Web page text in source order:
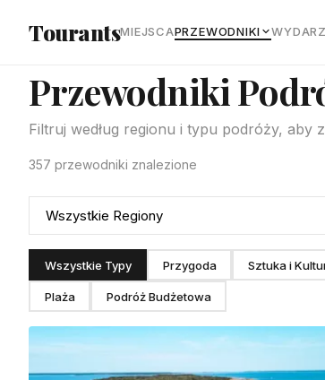
TourantsMIEJSCAPRZEWODNIKI
Przewodniki
Filtruj według regionu i typu podróży, aby
357 przewodniki znalezione
Wszystkie Typy Przygoda Sztuka i
Plaża Podróż Budżetowa